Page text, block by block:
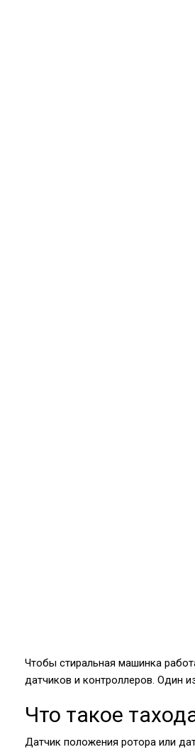
Чтобы стиральная машинка
датчиков и контроллеров. Один
Что такое
Датчик положения ротора или